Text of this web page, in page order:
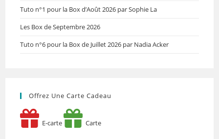
Tuto n°1 pour la Box d’Août 2026 par Sophie La
Les Box de Septembre 2026
Tuto n°6 pour la Box de Juillet 2026 par Nadia Acker
Offrez Une Carte Cadeau
E-carte Carte